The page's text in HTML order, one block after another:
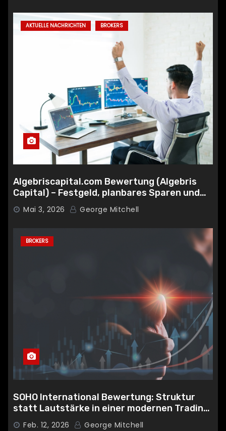
AKTUELLE NACHRICHTEN BROKERS
Algebriscapital.com Bewertung (Algebris
Capital) – Festgeld, planbares Sparen und
clevere Diversifikation
Mai 3, 2026 George Mitchell
BROKERS
SOHO International Bewertung: Struktur
statt Lautstärke in einer modernen Trading-
Umgebung
Feb. 12, 2026 George Mitchell